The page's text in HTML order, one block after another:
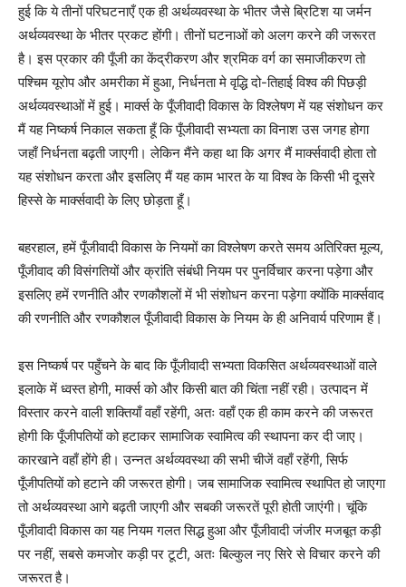
हुई कि ये तीनों परिघटनाएँ एक ही अर्थव्यवस्था के भीतर जैसे ब्रिटिश या जर्मन
अर्थव्यवस्था के भीतर प्रकट होंगी। तीनों घटनाओं को अलग करने की जरूरत
है। इस प्रकार की पूँजी का केंद्रीकरण और श्रमिक वर्ग का समाजीकरण तो
पश्चिम यूरोप और अमरीका में हुआ, निर्धनता मे वृद्धि दो-तिहाई विश्व की पिछड़ी
अर्थव्यवस्थाओं में हुई। मार्क्स के पूँजीवादी विकास के विश्लेषण में यह संशोधन कर
मैं यह निष्कर्ष निकाल सकता हूँ कि पूँजीवादी सभ्यता का विनाश उस जगह होगा
जहाँ निर्धनता बढ़ती जाएगी। लेकिन मैंने कहा था कि अगर मैं मार्क्सवादी होता तो
यह संशोधन करता और इसलिए मैं यह काम भारत के या विश्व के किसी भी दूसरे
हिस्से के मार्क्सवादी के लिए छोड़ता हूँ।
बहरहाल, हमें पूँजीवादी विकास के नियमों का विश्लेषण करते समय अतिरिक्त मूल्य,
पूँजीवाद की विसंगतियों और क्रांति संबंधी नियम पर पुनर्विचार करना पड़ेगा और
इसलिए हमें रणनीति और रणकौशलों में भी संशोधन करना पड़ेगा क्योंकि मार्क्सवाद
की रणनीति और रणकौशल पूँजीवादी विकास के नियम के ही अनिवार्य परिणाम हैं।
इस निष्कर्ष पर पहुँचने के बाद कि पूँजीवादी सभ्यता विकसित अर्थव्यवस्थाओं वाले
इलाके में ध्वस्त होगी, मार्क्स को और किसी बात की चिंता नहीं रही। उत्पादन में
विस्तार करने वाली शक्तियाँ वहाँ रहेंगी, अतः वहाँ एक ही काम करने की जरूरत
होगी कि पूँजीपतियों को हटाकर सामाजिक स्वामित्व की स्थापना कर दी जाए।
कारखाने वहाँ होंगे ही। उन्नत अर्थव्यवस्था की सभी चीजें वहाँ रहेंगी, सिर्फ
पूँजीपतियों को हटाने की जरूरत होगी। जब सामाजिक स्वामित्व स्थापित हो जाएगा
तो अर्थव्यवस्था आगे बढ़ती जाएगी और सबकी जरूरतें पूरी होती जाएंगी। चूंकि
पूँजीवादी विकास का यह नियम गलत सिद्ध हुआ और पूँजीवादी जंजीर मजबूत कड़ी
पर नहीं, सबसे कमजोर कड़ी पर टूटी, अतः बिल्कुल नए सिरे से विचार करने की
जरूरत है।